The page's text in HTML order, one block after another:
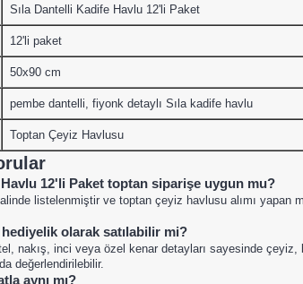
Sıla Dantelli Kadife Havlu 12'li Paket
12'li paket
50x90 cm
pembe dantelli, fiyonk detaylı Sıla kadife havlu
Toptan Çeyiz Havlusu
12'li Paket toptan siparişe uygun mu?
listelenmiştir ve toptan çeyiz havlusu alımı yapan
olarak satılabilir mi?
nakış, inci veya özel kenar detayları sayesinde çeyiz,
değerlendirilebilir.
aynı mı?